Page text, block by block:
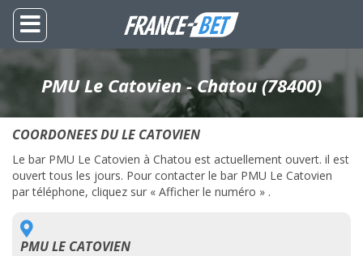
PMU Le Catovien - Chatou (78400)
COORDONEES DU LE CATOVIEN
Le bar PMU Le Catovien à Chatou est actuellement ouvert. il est
ouvert tous les jours. Pour contacter le bar PMU Le Catovien
par téléphone, cliquez sur « Afficher le numéro » .
PMU LE CATOVIEN